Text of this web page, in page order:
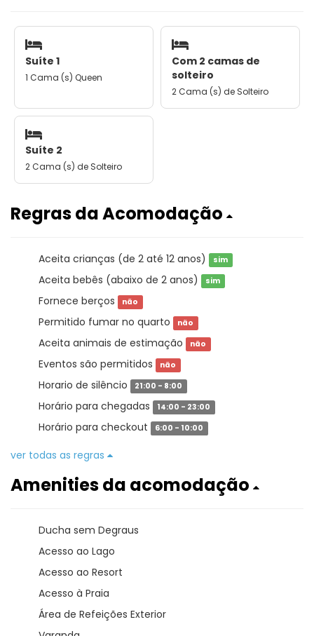
Suíte 1
1 Cama (s) Queen
Com 2 camas de
solteiro
2 Cama (s) de Solteiro
Suíte 2
2 Cama (s) de Solteiro
Regras da Acomodação
Aceita crianças (de 2 até 12 anos) sim
Aceita bebês (abaixo de 2 anos) sim
Fornece berços não
Permitido fumar no quarto não
Aceita animais de estimação não
Eventos são permitidos não
Horario de silêncio 21:00 - 8:00
Horário para chegadas 14:00 - 23:00
Horário para checkout 6:00 - 10:00
ver todas as regras
Amenities da acomodação
Ducha sem Degraus
Acesso ao Lago
Acesso ao Resort
Acesso à Praia
Área de Refeições Exterior